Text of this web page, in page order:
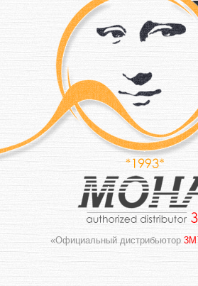
«Официальный дистрибьютор